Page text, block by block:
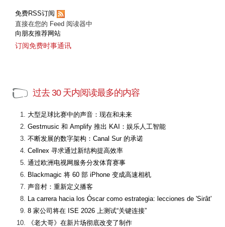
免费RSS订阅
直接在您的 Feed 阅读器中
向朋友推荐网站
订阅免费时事通讯
过去 30 天内阅读最多的内容
大型足球比赛中的声音：现在和未来
Gestmusic 和 Amplify 推出 KAI：娱乐人工智能
不断发展的数字架构：Canal Sur 的承诺
Cellnex 寻求通过新结构提高效率
通过欧洲电视网服务分发体育赛事
Blackmagic 将 60 部 iPhone 变成高速相机
声音村：重新定义播客
La carrera hacia los Óscar como estrategia: lecciones de 'Sirât'
8 家公司将在 ISE 2026 上测试“关键连接”
《老大哥》在新片场彻底改变了制作